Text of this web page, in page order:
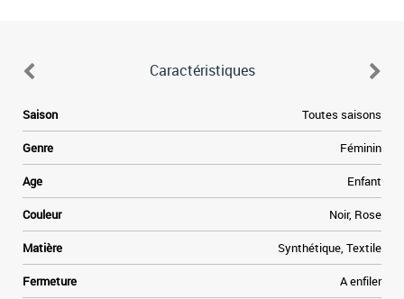
Caractéristiques
Saison Toutes saisons
Genre Féminin
Age Enfant
Couleur Noir, Rose
Matière Synthétique, Textile
Fermeture A enfiler